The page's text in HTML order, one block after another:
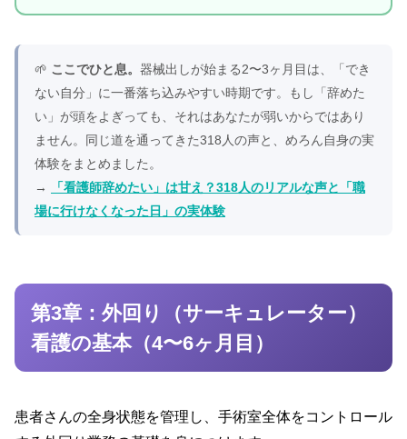
🌱 ここでひと息。 器械出しが始まる2〜3ヶ月目は、「でき
ない自分」に一番落ち込みやすい時期です。もし「辞めた
い」が頭をよぎっても、それはあなたが弱いからではあり
ません。同じ道を通ってきた318人の声と、めろん自身の実
体験をまとめました。
→
「看護師辞めたい」は甘え？318人のリアルな声と「職
場に行けなくなった日」の実体験
第3章：外回り（サーキュレーター）
看護の基本（4〜6ヶ月目）
患者さんの全身状態を管理し、手術室全体をコントロール